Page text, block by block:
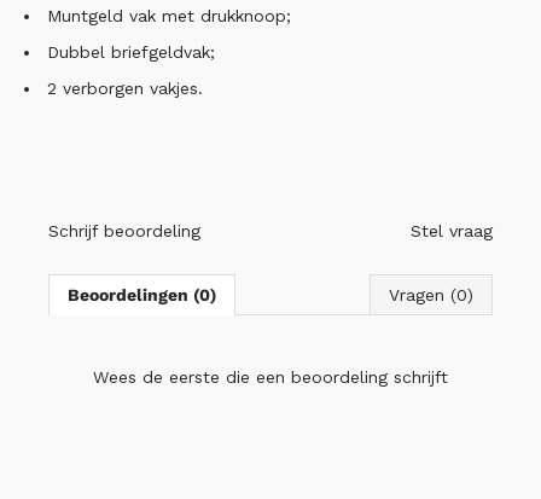
Muntgeld vak met drukknoop;
Dubbel briefgeldvak;
2 verborgen vakjes.
Schrijf beoordeling Stel vraag
Beoordelingen (0) Vragen (0)
Wees de eerste die een beoordeling schrijft